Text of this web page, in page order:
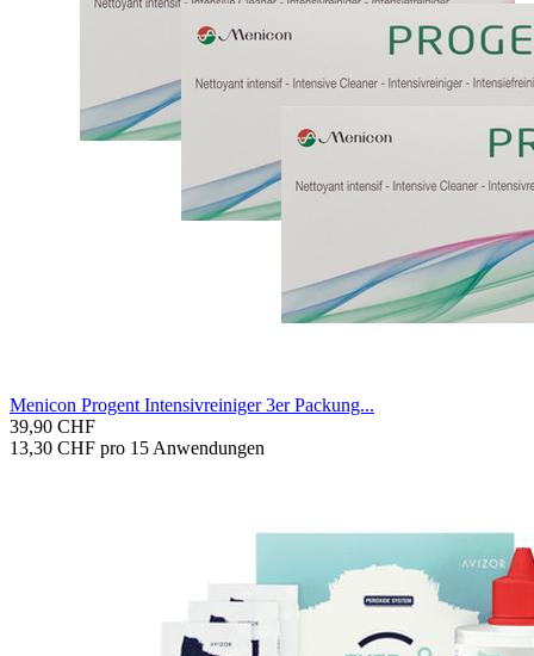
Me­ni­con Pro­gent In­ten­siv­rei­ni­ger 3er Pa­ckung...
39,90 CHF
13,30 CHF pro 15 Anwendungen